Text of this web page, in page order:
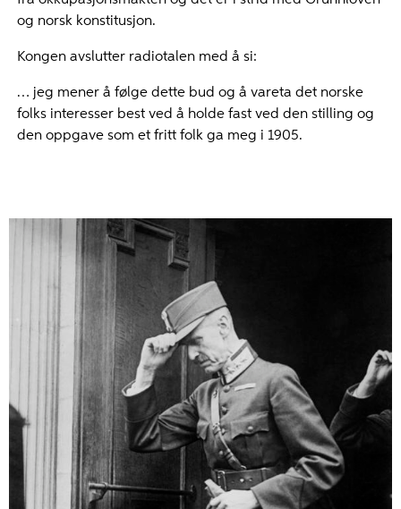
og norsk konstitusjon.
Kongen avslutter radiotalen med å si:
… jeg mener å følge dette bud og å vareta det norske
folks interesser best ved å holde fast ved den stilling og
den oppgave som et fritt folk ga meg i 1905.